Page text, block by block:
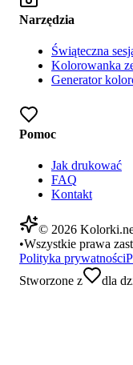
Narzędzia
Świąteczna
Kolorowanka
Generator
Pomoc
Jak drukować
FAQ
Kontakt
© 2026
•Wszystkie prawa
Polityka prywatności
Stworzone z
dla